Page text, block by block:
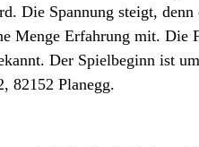
Die Spannung steigt, denn
Menge Erfahrung mit. Die
Der Spielbeginn ist
82152 Planegg.